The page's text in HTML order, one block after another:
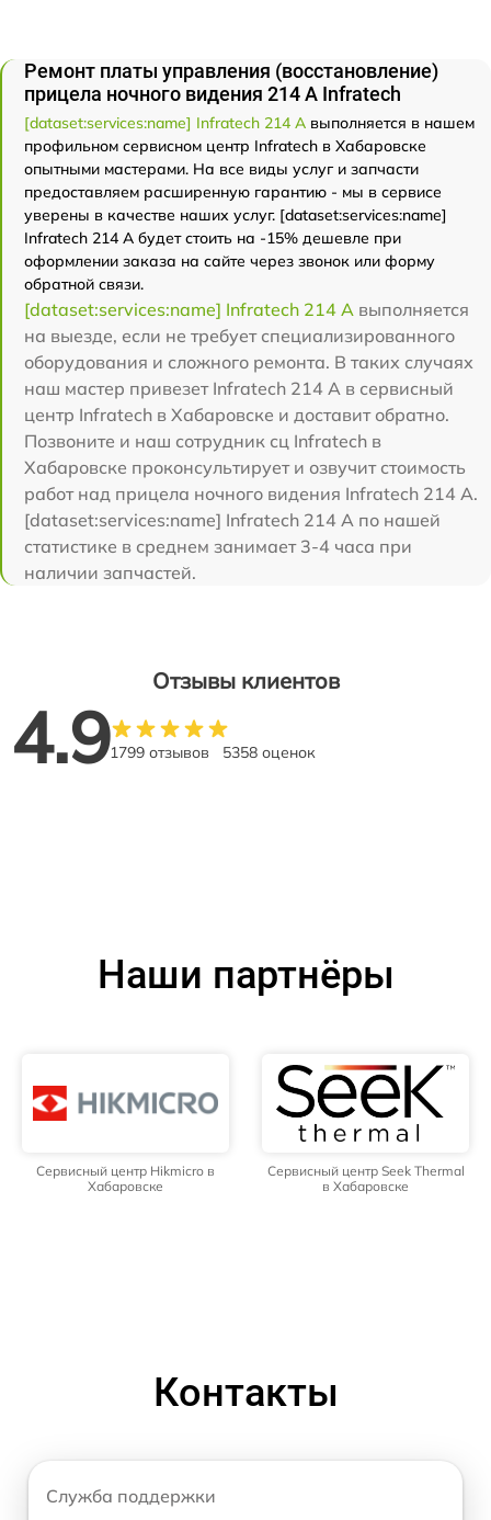
Ремонт платы управления (восстановление)
прицела ночного видения 214 А Infratech
[dataset:services:name] Infratech 214 А выполняется в нашем
профильном сервисном центр Infratech в Хабаровске
опытными мастерами. На все виды услуг и запчасти
предоставляем расширенную гарантию - мы в сервисе
уверены в качестве наших услуг. [dataset:services:name]
Infratech 214 А будет стоить на -15% дешевле при
оформлении заказа на сайте через звонок или форму
обратной связи.
[dataset:services:name] Infratech 214 А выполняется
на выезде, если не требует специализированного
оборудования и сложного ремонта. В таких случаях
наш мастер привезет Infratech 214 А в сервисный
центр Infratech в Хабаровске и доставит обратно.
Позвоните и наш сотрудник сц Infratech в
Хабаровске проконсультирует и озвучит стоимость
работ над прицела ночного видения Infratech 214 А.
[dataset:services:name] Infratech 214 А по нашей
статистике в среднем занимает 3-4 часа при
наличии запчастей.
Отзывы клиентов
4.91799 отзывов 5358 оценок
Наши партнёры
Сервисный центр Hikmicro в
Хабаровске
Сервисный центр Seek Thermal
в Хабаровске
Контакты
Служба поддержки